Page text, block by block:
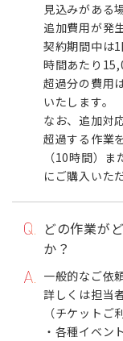
見込みがある
追加費用が発
契約期間中は
時間あたり
超過分の費用
いたします。
なお、追加対
超過する作業
（10時間）
にご購入いた
どの作業が
か？
一般的なご依
詳しくは担当
（チケットご
・各種イベ